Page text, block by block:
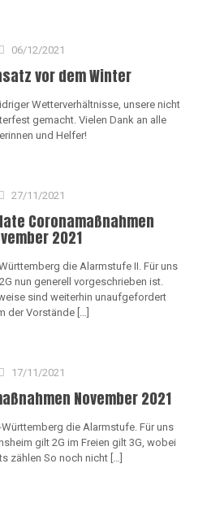
06/12/2021
vor dem Winter
Wetterverhältnisse, unsere nicht
gemacht. Vielen Dank an alle
und Helfer!
27/11/2021
Coronamaßnahmen
2021
die Alarmstufe II. Für uns
nun generell vorgeschrieben ist.
sind weiterhin unaufgefordert
der Vorstände […]
17/11/2021
November 2021
die Alarmstufe. Für uns
gilt 2G im Freien gilt 3G, wobei
zählen So noch nicht […]